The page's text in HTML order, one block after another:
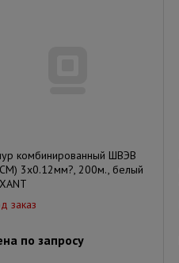
комбинированный ШВЭВ
3x0.12мм?, 200м., белый
заказ
по запросу